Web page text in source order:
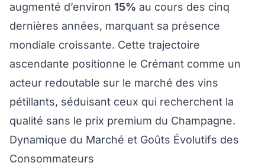
augmenté d’environ 15% au cours des cinq
dernières années, marquant sa présence
mondiale croissante. Cette trajectoire
ascendante positionne le Crémant comme un
acteur redoutable sur le marché des vins
pétillants, séduisant ceux qui recherchent la
qualité sans le prix premium du Champagne.
Dynamique du Marché et Goûts Évolutifs des
Consommateurs